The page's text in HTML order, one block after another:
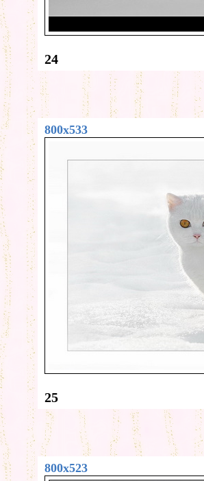
24
800x533
25
800x523